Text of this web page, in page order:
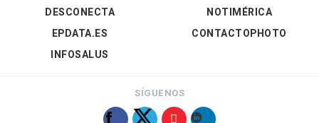
DESCONECTA
EPDATA.ES
INFOSALUS
NOTIMÉRICA
CONTACTOPHOTO
SÍGUENOS